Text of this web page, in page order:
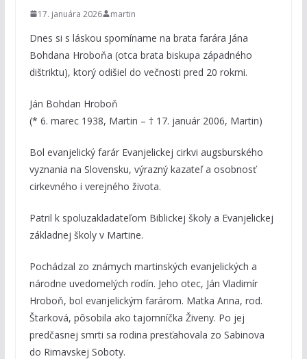
17. januára 2026 martin
Dnes si s láskou spomíname na brata farára Jána
Bohdana Hroboňa (otca brata biskupa západného
dištriktu), ktorý odišiel do večnosti pred 20 rokmi.
Ján Bohdan Hroboň
(* 6. marec 1938, Martin – † 17. január 2006, Martin)
Bol evanjelický farár Evanjelickej cirkvi augsburského
vyznania na Slovensku, výrazný kazateľ a osobnosť
cirkevného i verejného života.
Patril k spoluzakladateľom Biblickej školy a Evanjelickej
základnej školy v Martine.
Pochádzal zo známych martinských evanjelických a
národne uvedomelých rodín. Jeho otec, Ján Vladimír
Hroboň, bol evanjelickým farárom. Matka Anna, rod.
Štarková, pôsobila ako tajomníčka Živeny. Po jej
predčasnej smrti sa rodina presťahovala zo Sabinova
do Rimavskej Soboty.